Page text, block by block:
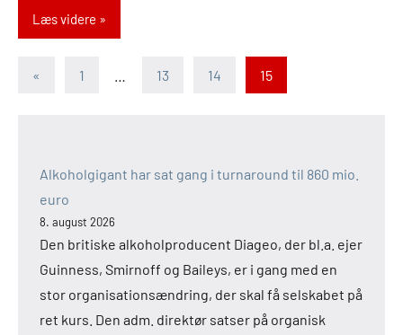
Læs videre
Indlægsinddeling
« Forrige1 13 14 15
Alkoholgigant har sat gang i turnaround til 860 mio.
euro
8. august 2026
Den britiske alkoholproducent Diageo, der bl.a. ejer
Guinness, Smirnoff og Baileys, er i gang med en
stor organisationsændring, der skal få selskabet på
ret kurs. Den adm. direktør satser på organisk